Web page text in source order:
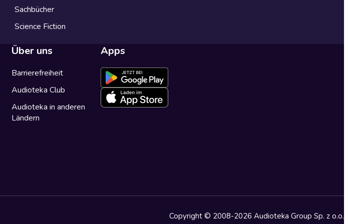
Sachbücher
Science Fiction
Über uns
Barrierefreiheit
Audioteka Club
Audioteka in anderen
Ländern
Apps
Copyright © 2008-2026 Audioteka Group Sp. z o.o.